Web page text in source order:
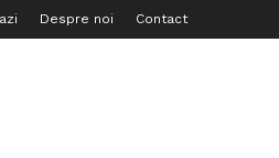
Despre noi Contact